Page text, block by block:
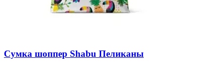
Сумка шоппер Shabu Пеликаны